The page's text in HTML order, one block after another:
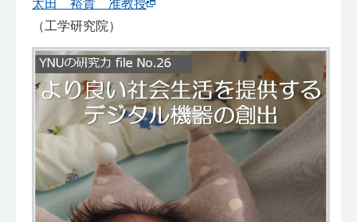
太田 裕貴 准教授
（工学研究院）